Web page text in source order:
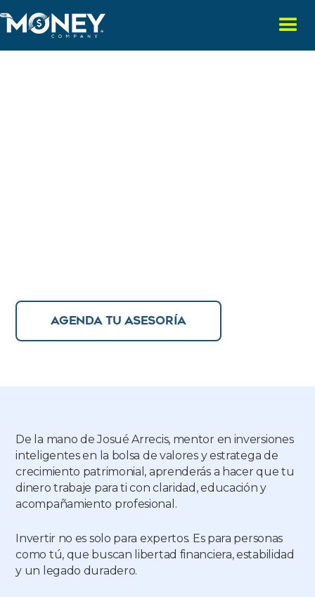
AGENDA TU ASESORÍA
De la mano de Josué Arrecis, mentor en inversiones
inteligentes en la bolsa de valores y estratega de
crecimiento patrimonial, aprenderás a hacer que tu
dinero trabaje para ti con claridad, educación y
acompañamiento profesional.
Invertir no es solo para expertos. Es para personas
como tú, que buscan libertad financiera, estabilidad
y un legado duradero.